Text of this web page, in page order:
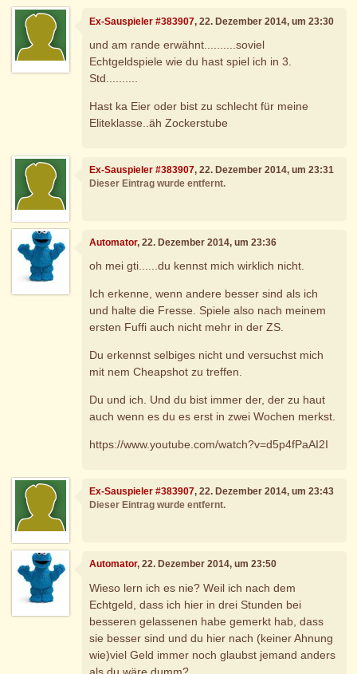
Ex-Sauspieler #383907, 22. Dezember 2014, um 23:30
und am rande erwähnt..........soviel
Echtgeldspiele wie du hast spiel ich in 3.
Std..........
Hast ka Eier oder bist zu schlecht für meine
Eliteklasse..äh Zockerstube
Ex-Sauspieler #383907, 22. Dezember 2014, um 23:31
Dieser Eintrag wurde entfernt.
Automator, 22. Dezember 2014, um 23:36
oh mei gti......du kennst mich wirklich nicht.
Ich erkenne, wenn andere besser sind als ich
und halte die Fresse. Spiele also nach meinem
ersten Fuffi auch nicht mehr in der ZS.
Du erkennst selbiges nicht und versuchst mich
mit nem Cheapshot zu treffen.
Du und ich. Und du bist immer der, der zu haut
auch wenn es du es erst in zwei Wochen merkst.
https://www.youtube.com/watch?v=d5p4fPaAI2I
Ex-Sauspieler #383907, 22. Dezember 2014, um 23:43
Dieser Eintrag wurde entfernt.
Automator, 22. Dezember 2014, um 23:50
Wieso lern ich es nie? Weil ich nach dem
Echtgeld, dass ich hier in drei Stunden bei
besseren gelassenen habe gemerkt hab, dass
sie besser sind und du hier nach (keiner Ahnung
wie)viel Geld immer noch glaubst jemand anders
als du wäre dumm?